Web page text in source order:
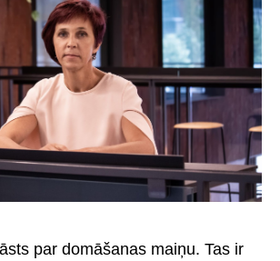
par domāšanas maiņu. Tas ir